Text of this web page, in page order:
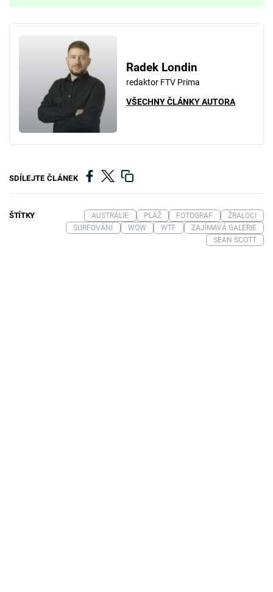
Radek Londin
redaktor FTV Prima
VŠECHNY ČLÁNKY AUTORA
SDÍLEJTE ČLÁNEK
ŠTÍTKY AUSTRÁLIE PLÁŽ FOTOGRAF
ŽRALOCI
SURFOVÁNÍ
WOW WTF
ZAJÍMAVÁ GALERIE
SEAN SCOTT